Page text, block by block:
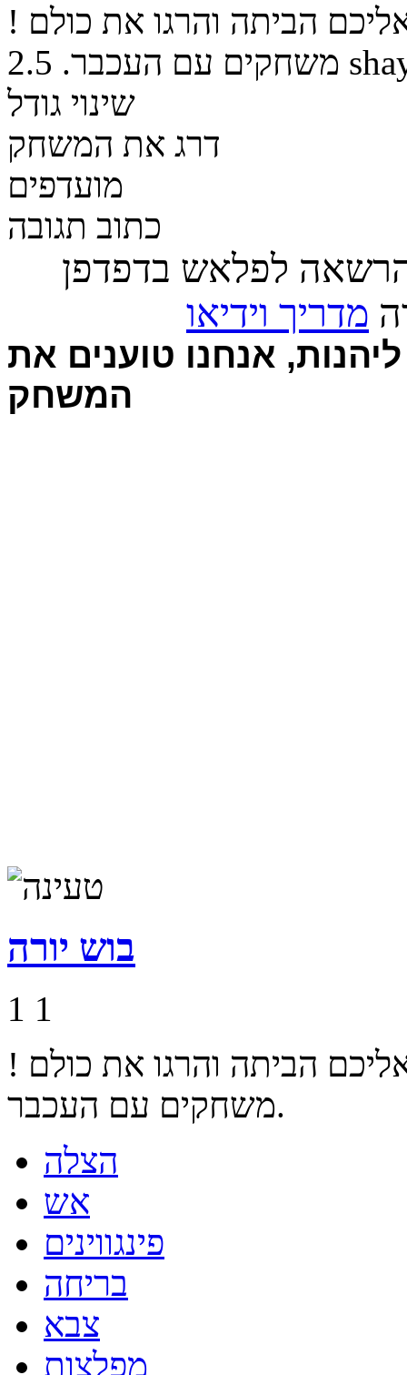
הביתה והרגו את כולם !
משחקים עם העכבר. 2.5
שינוי גודל
דרג את המשחק
מועדפים
כתוב תגובה
לפלאש בדפדפן
מדריך וידיאו
אנחנו טוענים את
המשחק
בוש יורה
1 1
הביתה והרגו את כולם !
משחקים עם העכבר.
הצלה
אש
פינגווינים
בריחה
צבא
מפלצות